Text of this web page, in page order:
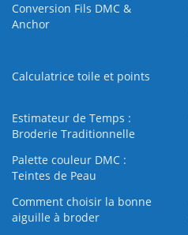
Conversion Fils DMC &
Anchor
Calculatrice toile et points
Estimateur de Temps :
Broderie Traditionnelle
Palette couleur DMC :
Teintes de Peau
Comment choisir la bonne
aiguille à broder